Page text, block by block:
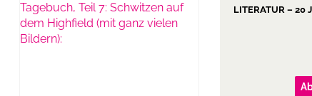
LITERATUR – 20